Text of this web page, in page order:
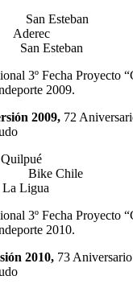
San Esteban
Esteban
3º Fecha Proyecto
2009.
2009, 72
Bike Chile
Ligua
3º Fecha Proyecto
2010.
2010, 73